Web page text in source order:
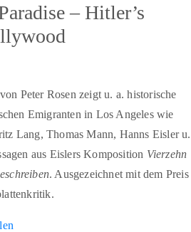
– Hitler’s
Peter Rosen zeigt u. a. historische
Emigranten in Los Angeles wie
Lang, Thomas Mann, Hanns Eisler u.
aus Eislers Komposition Vierzehn
. Ausgezeichnet mit dem Preis